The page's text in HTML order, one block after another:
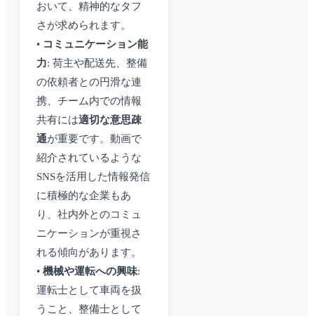
おいて、精神的なタフ
さが求められます。
• コミュニケーション能
力: 荷主や配送先、整備
の依頼者との円滑な連
携、チーム内での情報
共有には適切な意思疎
通が重要です。動画で
紹介されているような
SNSを活用した情報発信
に積極的な企業もあ
り、社内外とのコミュ
ニケーションが重視さ
れる傾向があります。
• 機械や運転への興味:
運転士として車両を扱
うこと、整備士として